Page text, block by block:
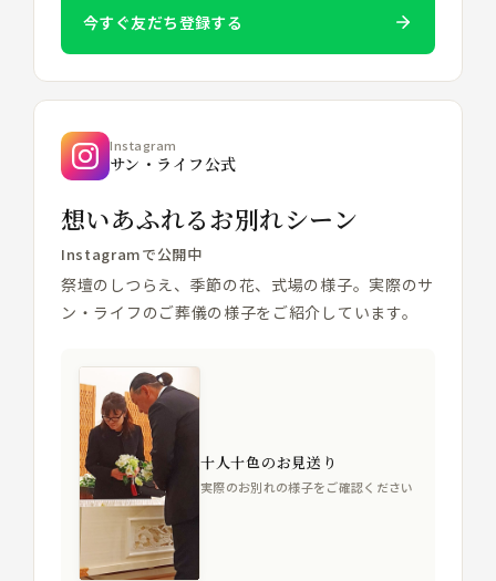
今すぐ友だち登録する
Instagram
サン・ライフ公式
想いあふれるお別れシーン
Instagramで公開中
祭壇のしつらえ、季節の花、式場の様子。実際のサ
ン・ライフのご葬儀の様子をご紹介しています。
十人十色のお見送り
実際のお別れの様子をご確認ください